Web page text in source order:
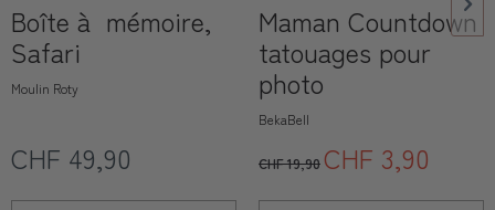
Boîte à mémoire,
Safari
Moulin Roty
CHF 49,90
Maman Countdown
tatouages pour
photo
BekaBell
CHF 19,90CHF 3,90